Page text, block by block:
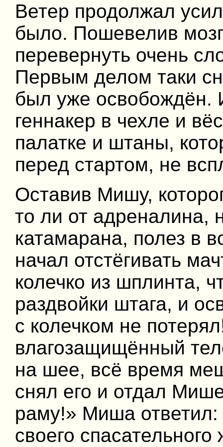
Ветер продолжал
было. Пошевелив
перевернуть очень
Первым делом таки
был уже освобождён.
геннакер в чехле и
палатке и штаны,
перед стартом, не
Оставив Мишу,
то ли от адреналина,
катамарана, полез в
начал отстёгивать
колечко из шплинта,
раздвойки штага, и
с колечком не
влагозащищённый
на шее, всё время
снял его и отдал
раму!» Миша
своего спасательного